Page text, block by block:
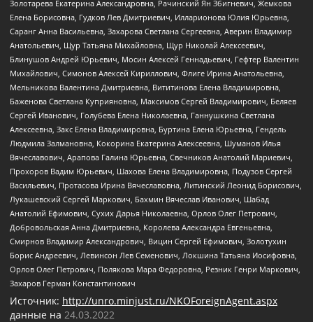
Золотарева Екатерина Александровна, Рачинский Ян Збигневич, Жемкова
Елена Борисовна, Гудков Лев Дмитриевич, Илларионова Юлия Юрьевна,
Саранг Анна Васильевна, Захарова Светлана Сергеевна, Аверин Владимир
Анатольевич, Щур Татьяна Михайловна, Щур Николай Алексеевич,
Блинушов Андрей Юрьевич, Мосин Алексей Геннадьевич, Гефтер Валентин
Михайлович, Симонов Алексей Кириллович, Флиге Ирина Анатольевна,
Мельникова Валентина Дмитриевна, Вититинова Елена Владимировна,
Баженова Светлана Куприяновна, Максимов Сергей Владимирович, Беляев
Сергей Иванович, Голубева Елена Николаевна, Ганнушкина Светлана
Алексеевна, Закс Елена Владимировна, Буртина Елена Юрьевна, Гендель
Людмила Залмановна, Кокорина Екатерина Алексеевна, Шуманов Илья
Вячеславович, Арапова Галина Юрьевна, Свечников Анатолий Мариевич,
Прохоров Вадим Юрьевич, Шахова Елена Владимировна, Подузов Сергей
Васильевич, Протасова Ирина Вячеславовна, Литинский Леонид Борисович,
Лукашевский Сергей Маркович, Бахмин Вячеслав Иванович, Шабад
Анатолий Ефимович, Сухих Дарья Николаевна, Орлов Олег Петрович,
Добровольская Анна Дмитриевна, Королева Александра Евгеньевна,
Смирнов Владимир Александрович, Вицин Сергей Ефимович, Золотухин
Борис Андреевич, Левинсон Лев Семенович, Локшина Татьяна Иосифовна,
Орлов Олег Петрович, Полякова Мара Федоровна, Резник Генри Маркович,
Захаров Герман Константинович
Источник: http://unro.minjust.ru/NKOForeignAgent.aspx
данные на 24.03.2022